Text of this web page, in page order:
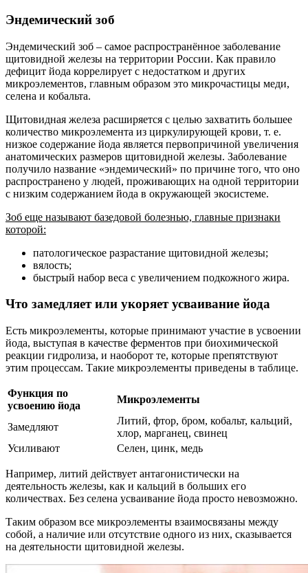
Эндемический зоб
Эндемический зоб – самое распространённое заболевание
щитовидной железы на территории России. Как правило
дефицит йода коррелирует с недостатком и других
микроэлементов, главным образом это микрочастицы меди,
селена и кобальта.
Щитовидная железа расширяется с целью захватить большее
количество микроэлемента из циркулирующей крови, т. е.
низкое содержание йода является первопричиной увеличения
анатомических размеров щитовидной железы. Заболевание
получило название «эндемический» по причине того, что оно
распространено у людей, проживающих на одной территории
с низким содержанием йода в окружающей экосистеме.
Зоб еще называют базедовой болезнью, главные признаки
которой:
патологическое разрастание щитовидной железы;
вялость;
быстрый набор веса с увеличением подкожного жира.
Что замедляет или укоряет усваивание йода
Есть микроэлементы, которые принимают участие в усвоении
йода, выступая в качестве ферментов при биохимической
реакции гидролиза, и наоборот те, которые препятствуют
этим процессам. Такие микроэлементы приведены в таблице.
Функция по
усвоению йода
Микроэлементы
Замедляют
Литий, фтор, бром, кобальт, кальций,
хлор, марганец, свинец
Усиливают
Селен, цинк, медь
Например, литий действует антагонистически на
деятельность железы, как и кальций в больших его
количествах. Без селена усваивание йода просто невозможно.
Таким образом все микроэлементы взаимосвязаны между
собой, а наличие или отсутствие одного из них, сказывается
на деятельности щитовидной железы.